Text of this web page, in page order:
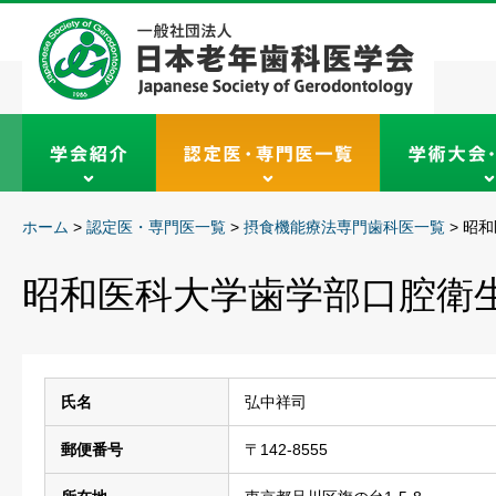
ホーム > 認定医・専門医一覧 > 摂食機能療法専門歯科医一覧 > 昭
昭和医科大学歯学部口腔衛
氏名 弘中祥司
郵便番号 〒142-8555